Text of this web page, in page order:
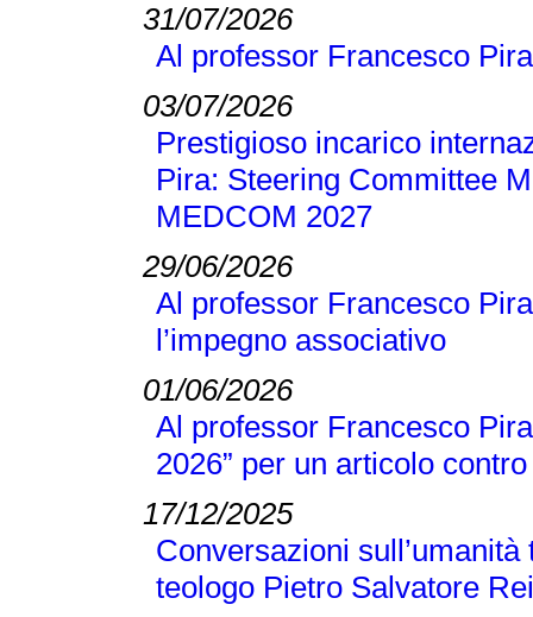
31/07/2026
Al professor Francesco
03/07/2026
Prestigioso incarico
Pira: Steering Committee
MEDCOM 2027
29/06/2026
Al professor Francesco
l’impegno associativo
01/06/2026
Al professor Francesco
2026” per un articolo
17/12/2025
Conversazioni
teologo Pietro Salvatore